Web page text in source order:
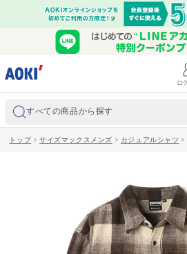
すべての商品から探す
トップ>サイズマックスメンズ > カジュアルシャツ >